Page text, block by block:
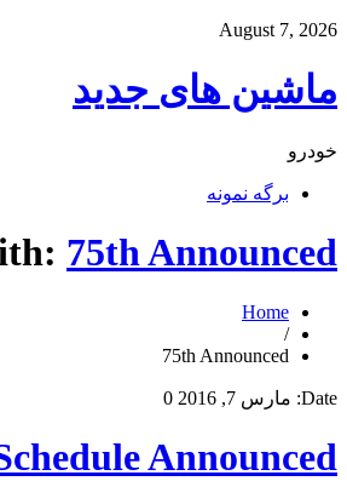
August 7, 2026
ماشین های جدید
خودرو
برگه نمونه
75th Announced
Home
/
75th Announced
Date: مارس 7, 2016 0
Announced